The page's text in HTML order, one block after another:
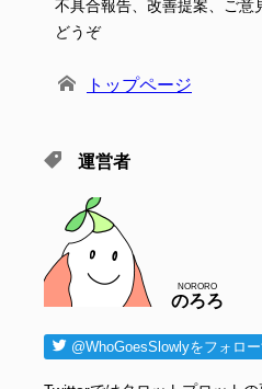
不具合報告、改善提案、ご意
どうぞ
トップページ
運営者
のろろ
NORORO
@WhoGoesSlowlyをフォロ